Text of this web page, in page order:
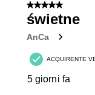
5 su 5 stelle.
świetne
AnCa
ACQUIRENTE
5 giorni fa